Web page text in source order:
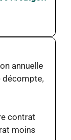
annuelle
décompte,
contrat
moins